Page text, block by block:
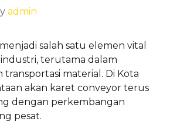
admin
salah satu elemen vital
terutama dalam
material. Di Kota
akan karet conveyor terus
dengan perkembangan
pesat.